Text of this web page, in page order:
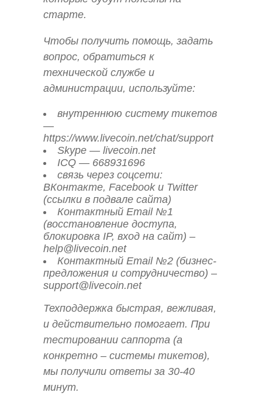
старте.
Чтобы получить помощь, задать
вопрос, обратиться к
технической службе и
администрации, используйте:
внутреннюю систему тикетов
—
https://www.livecoin.net/chat/support
Skype — livecoin.net
ICQ — 668931696
связь через соцсети:
ВКонтакте, Facebook и Twitter
(ссылки в подвале сайта)
Контактный Email №1
(восстановление доступа,
блокировка IP, вход на сайт) –
help@livecoin.net
Контактный Email №2 (бизнес-
предложения и сотрудничество) –
support@livecoin.net
Техподдержка быстрая, вежливая,
и действительно помогает. При
тестировании саппорта (а
конкретно – системы тикетов),
мы получили ответы за 30-40
минут.